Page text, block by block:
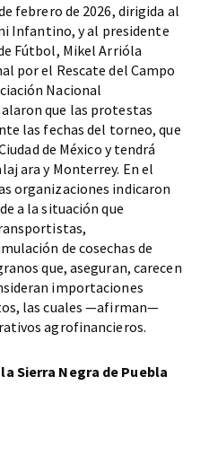
febrero de 2026, dirigida al
Infantino, y al presidente
Fútbol, Mikel Arrióla
por el Rescate del Campo
Nacional
que las protestas
las fechas del torneo, que
de México y tendrá
ara y Monterrey. En el
organizaciones indicaron
a la situación que
de cosechas de
que, aseguran, carecen
importaciones
las cuales —afirman—
agrofinancieros.
Sierra Negra de Puebla